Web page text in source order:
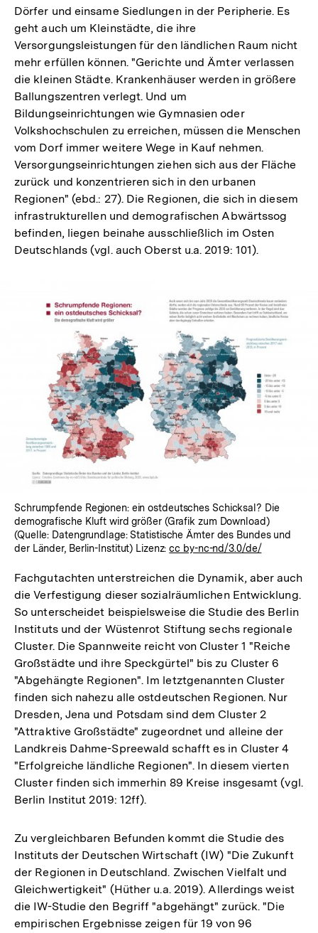
Dörfer und einsame Siedlungen in der Peripherie. Es
geht auch um Kleinstädte, die ihre
Versorgungsleistungen für den ländlichen Raum nicht
mehr erfüllen können. "Gerichte und Ämter verlassen
die kleinen Städte. Krankenhäuser werden in größere
Ballungszentren verlegt. Und um
Bildungseinrichtungen wie Gymnasien oder
Volkshochschulen zu erreichen, müssen die Menschen
vom Dorf immer weitere Wege in Kauf nehmen.
Versorgungseinrichtungen ziehen sich aus der Fläche
zurück und konzentrieren sich in den urbanen
Regionen" (ebd.: 27). Die Regionen, die sich in diesem
infrastrukturellen und demografischen Abwärtssog
befinden, liegen beinahe ausschließlich im Osten
Deutschlands (vgl. auch Oberst u.a. 2019: 101).
Schrumpfende Regionen: ein ostdeutsches Schicksal? Die
demografische Kluft wird größer (Grafik zum Download)
(Quelle: Datengrundlage: Statistische Ämter des Bundes und
der Länder, Berlin-Institut) Lizenz:cc by-nc-nd/3.0/de/
Fachgutachten unterstreichen die Dynamik, aber auch
die Verfestigung dieser sozialräumlichen Entwicklung.
So unterscheidet beispielsweise die Studie des Berlin
Instituts und der Wüstenrot Stiftung sechs regionale
Cluster. Die Spannweite reicht von Cluster 1 "Reiche
Großstädte und ihre Speckgürtel" bis zu Cluster 6
"Abgehängte Regionen". Im letztgenannten Cluster
finden sich nahezu alle ostdeutschen Regionen. Nur
Dresden, Jena und Potsdam sind dem Cluster 2
"Attraktive Großstädte" zugeordnet und alleine der
Landkreis Dahme-Spreewald schafft es in Cluster 4
"Erfolgreiche ländliche Regionen". In diesem vierten
Cluster finden sich immerhin 89 Kreise insgesamt (vgl.
Berlin Institut 2019: 12ff).
Zu vergleichbaren Befunden kommt die Studie des
Instituts der Deutschen Wirtschaft (IW) "Die Zukunft
der Regionen in Deutschland. Zwischen Vielfalt und
Gleichwertigkeit" (Hüther u.a. 2019). Allerdings weist
die IW-Studie den Begriff "abgehängt" zurück. "Die
empirischen Ergebnisse zeigen für 19 von 96